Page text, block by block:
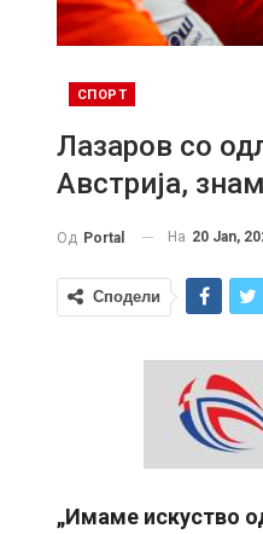
СПОРТ
Лазаров со
Австрија,
Од Portal На 20 Jan,
Сподели
„Имаме искуство